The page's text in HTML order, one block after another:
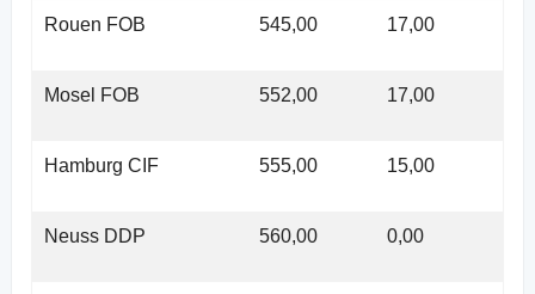
Rouen FOB 545,00 17,00
Mosel FOB 552,00 17,00
Hamburg CIF 555,00 15,00
Neuss DDP 560,00 0,00